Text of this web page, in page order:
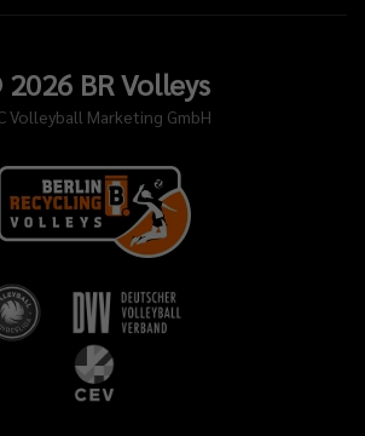
2026BR Volleys
Volleyball Marketing GmbH